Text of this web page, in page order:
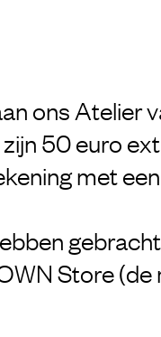
ons Atelier
50 euro
met
Store